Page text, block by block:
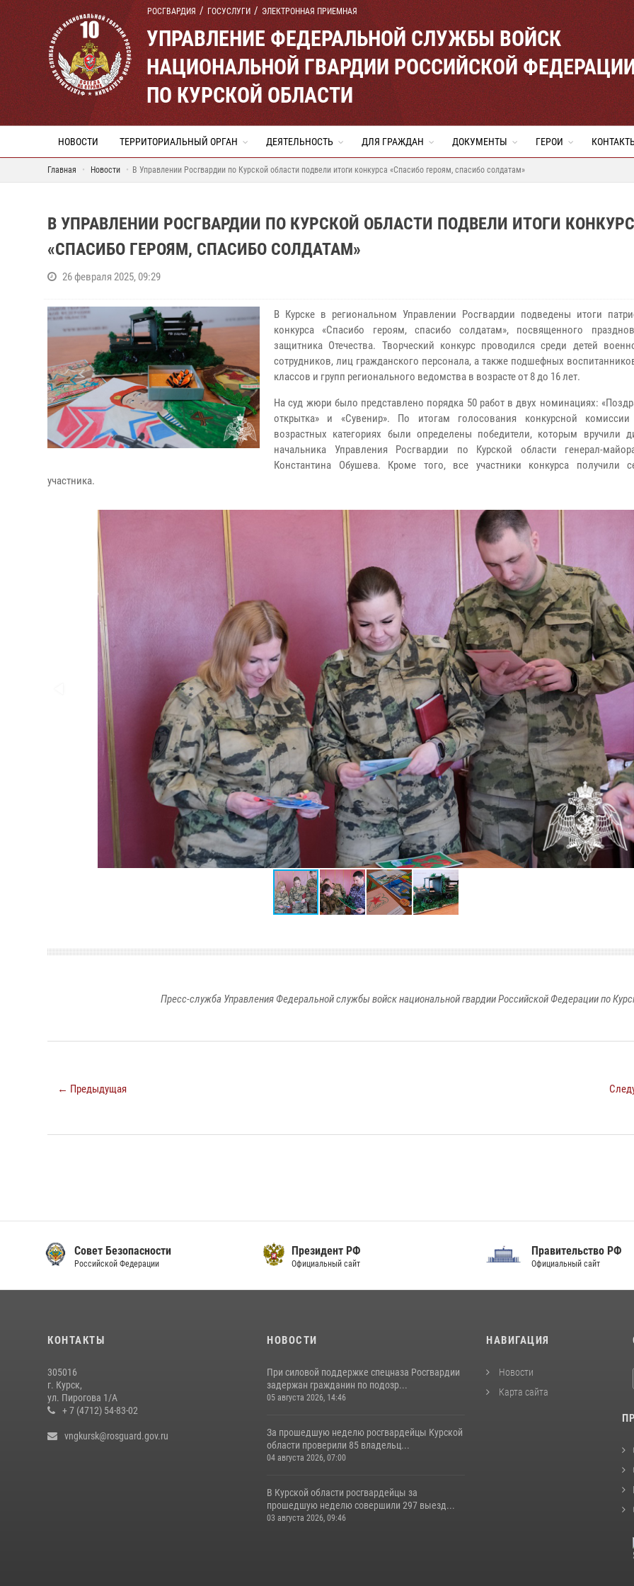
РОСГВАРДИЯ ГОСУСЛУГИ ЭЛЕКТРОННАЯ ПРИЕМНАЯ
УПРАВЛЕНИЕ ФЕДЕРАЛЬНОЙ СЛУЖБЫ ВОЙСК
НАЦИОНАЛЬНОЙ ГВАРДИИ РОССИЙСКОЙ
ПО КУРСКОЙ ОБЛАСТИ
НОВОСТИ ТЕРРИТОРИАЛЬНЫЙ ОРГАН ДЕЯТЕЛЬНОСТЬ ДЛЯ ГРАЖДАН ДОКУМЕНТЫ ГЕРОИ
Главная Новости В Управлении Росгвардии по Курской области подвели итоги конкурса «Спасибо героям, спасибо солдатам»
В УПРАВЛЕНИИ РОСГВАРДИИ ПО КУРСКОЙ ОБЛАСТИ ПОДВЕЛИ ИТОГИ
«СПАСИБО ГЕРОЯМ, СПАСИБО СОЛДАТАМ»
26 февраля 2025, 09:29
В Курске в региональном Управлении Росгвардии подведены итоги
конкурса «Спасибо героям, спасибо солдатам», посвященного
защитника Отечества. Творческий конкурс проводился среди детей
сотрудников, лиц гражданского персонала, а также подшефных
классов и групп регионального ведомства в возрасте от 8 до 16 лет.
На суд жюри было представлено порядка 50 работ в двух номинациях:
открытка» и «Сувенир». По итогам голосования конкурсной
возрастных категориях были определены победители, которым вручили
начальника Управления Росгвардии по Курской области генерал-
Константина Обушева. Кроме того, все участники конкурса получили
участника.
Пресс-служба Управления Федеральной службы войск национальной гвардии Российской Федерации по
← Предыдущая
Совет Безопасности
Российской Федерации
Президент РФ
Официальный сайт
Правительство РФ
Официальный сайт
КОНТАКТЫ
305016
г. Курск,
ул. Пирогова 1/А
+ 7 (4712) 54-83-02
vngkursk@rosguard.gov.ru
НОВОСТИ
При силовой поддержке спецназа Росгвардии
задержан гражданин по подозр...
05 августа 2026, 14:46
За прошедшую неделю росгвардейцы Курской
области проверили 85 владельц...
04 августа 2026, 07:00
В Курской области росгвардейцы за
прошедшую неделю совершили 297 выезд...
03 августа 2026, 09:46
НАВИГАЦИЯ
Новости
Карта сайта